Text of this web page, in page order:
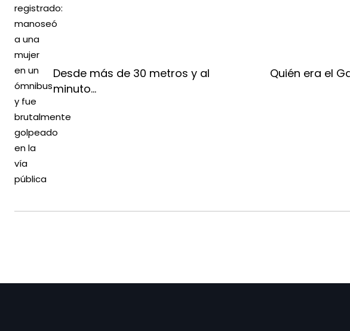
Desde más de 30 metros y al
minuto...
Quién era el